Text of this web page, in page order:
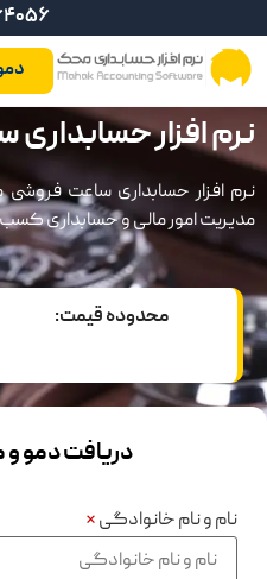
نرم افزار
نرم افزار حسابداری ساعت
مدیریت امور مالی و حسابداری
محدوده قیمت:
دریافت دمو و
نام و نام خانوادگی*